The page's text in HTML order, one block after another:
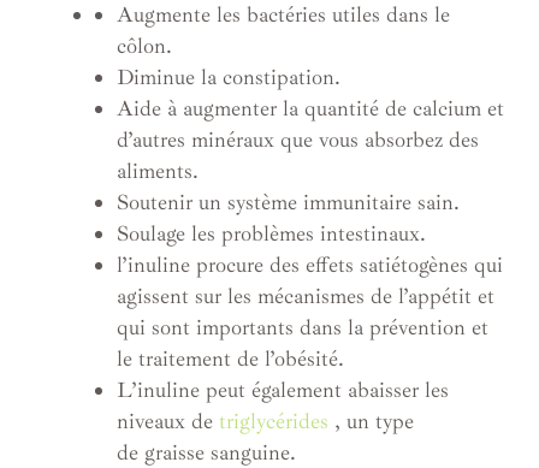
Augmente les bactéries utiles dans le
côlon.
Diminue la constipation.
Aide à augmenter la quantité de calcium et
d’autres minéraux que vous absorbez des
aliments.
Soutenir un système immunitaire sain.
Soulage les problèmes intestinaux.
l’inuline procure des effets satiétogènes qui
agissent sur les mécanismes de l’appétit et
qui sont importants dans la prévention et
le traitement de l’obésité.
L’inuline peut également abaisser les
niveaux de triglycérides , un type
de graisse sanguine.